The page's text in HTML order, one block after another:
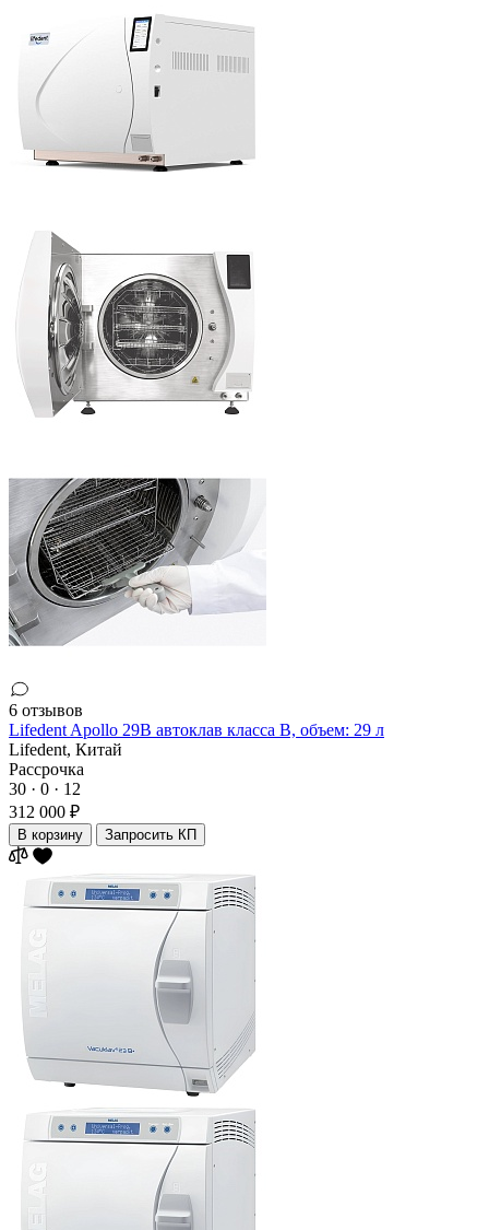
6 отзывов
Lifedent Apollo 29B автоклав класса В, объем: 29 л
Lifedent, Китай
Рассрочка
30 · 0 · 12
312 000 ₽
В корзину Запросить КП